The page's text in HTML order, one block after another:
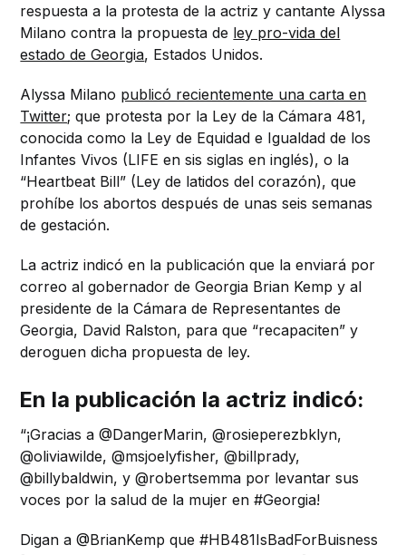
respuesta a la protesta de la actriz y cantante Alyssa
Milano contra la propuesta de ley pro-vida del
estado de Georgia, Estados Unidos.
Alyssa Milano publicó recientemente una carta en
Twitter; que protesta por la Ley de la Cámara 481,
conocida como la Ley de Equidad e Igualdad de los
Infantes Vivos (LIFE en sis siglas en inglés), o la
“Heartbeat Bill” (Ley de latidos del corazón), que
prohíbe los abortos después de unas seis semanas
de gestación.
La actriz indicó en la publicación que la enviará por
correo al gobernador de Georgia Brian Kemp y al
presidente de la Cámara de Representantes de
Georgia, David Ralston, para que “recapaciten” y
deroguen dicha propuesta de ley.
En la publicación la actriz indicó:
“¡Gracias a @DangerMarin, @rosieperezbklyn,
@oliviawilde, @msjoelyfisher, @billprady,
@billybaldwin, y @robertsemma por levantar sus
voces por la salud de la mujer en #Georgia!
Digan a @BrianKemp que #HB481IsBadForBuisness